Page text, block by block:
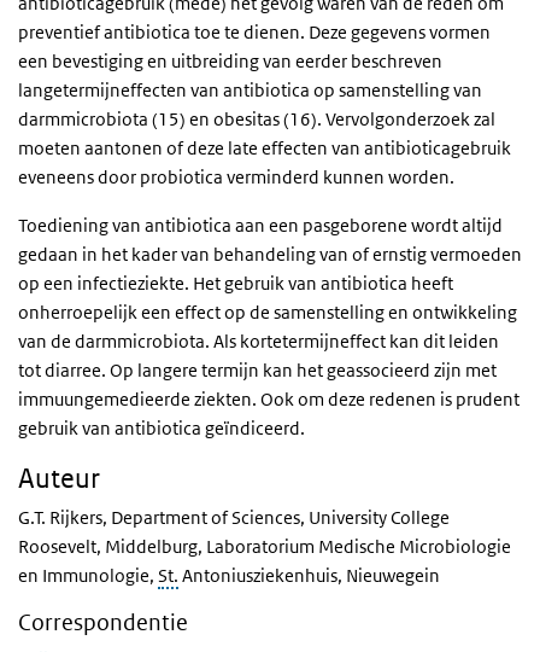
preventief antibiotica toe te dienen. Deze gegevens vormen
een bevestiging en uitbreiding van eerder beschreven
langetermijneffecten van antibiotica op samenstelling van
darmmicrobiota (15) en obesitas (16). Vervolgonderzoek zal
moeten aantonen of deze late effecten van antibioticagebruik
eveneens door probiotica verminderd kunnen worden.
Toediening van antibiotica aan een pasgeborene wordt altijd
gedaan in het kader van behandeling van of ernstig vermoeden
op een infectieziekte. Het gebruik van antibiotica heeft
onherroepelijk een effect op de samenstelling en ontwikkeling
van de darmmicrobiota. Als kortetermijneffect kan dit leiden
tot diarree. Op langere termijn kan het geassocieerd zijn met
immuungemedieerde ziekten. Ook om deze redenen is prudent
gebruik van antibiotica geïndiceerd.
Auteur
G.T. Rijkers, Department of Sciences, University College
Roosevelt, Middelburg, Laboratorium Medische Microbiologie
en Immunologie, St. Antoniusziekenhuis, Nieuwegein
Correspondentie